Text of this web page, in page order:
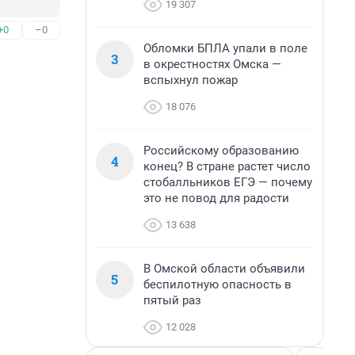
–0
19 307
3
Обломки БПЛА упали в поле
в окрестностях Омска —
вспыхнул пожар
18 076
4
Российскому образованию
конец? В стране растет число
стобалльников ЕГЭ — почему
это не повод для радости
13 638
5
В Омской области объявили
беспилотную опасность в
пятый раз
12 028